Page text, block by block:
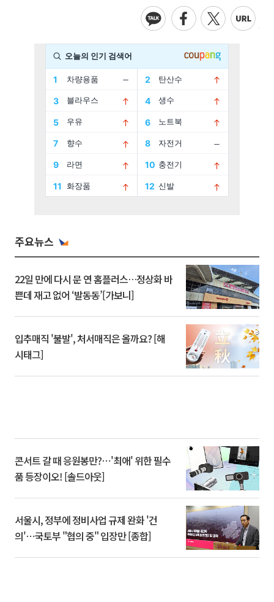
주요뉴스
22일 만에 다시 문 연 홈플러스…정상화 바
쁜데 재고 없어 ‘발동동’[가보니]
입추매직 '불발', 처서매직은 올까요? [해
시태그]
콘서트 갈 때 응원봉만?⋯'최애' 위한 필수
품 등장이오! [솔드아웃]
서울시, 정부에 정비사업 규제 완화 '건
의'⋯국토부 "협의 중" 입장만 [종합]